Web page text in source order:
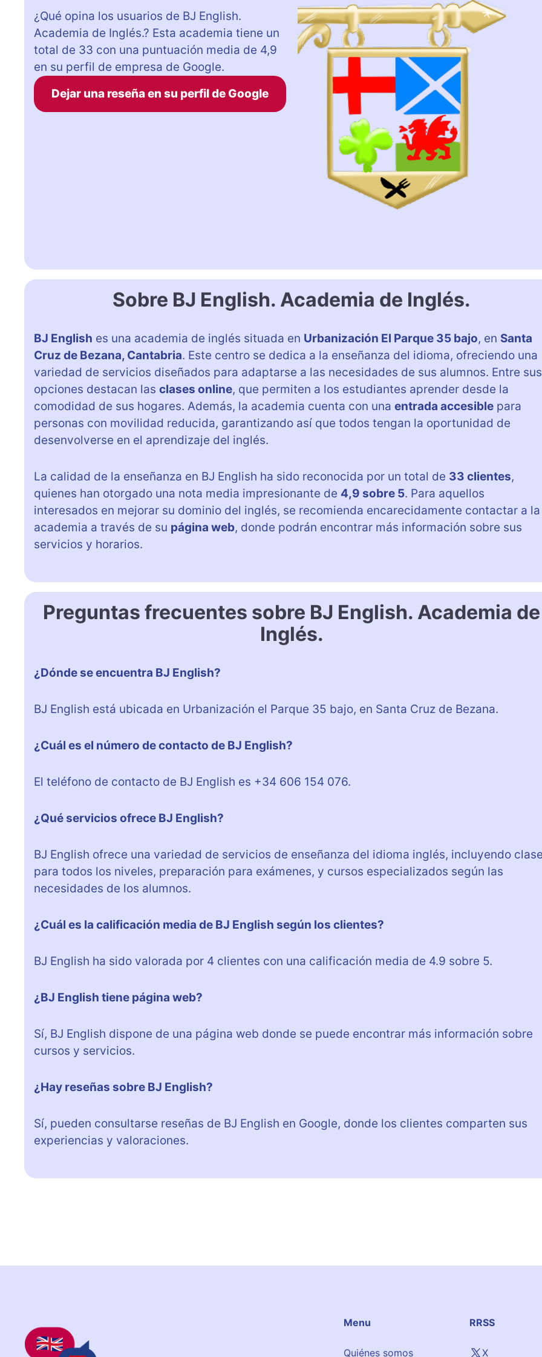
¿Qué opina los usuarios de BJ English.
Academia de Inglés.? Esta academia tiene un
total de 33 con una puntuación media de 4,9
en su perfil de empresa de Google.
Dejar una reseña en su perfil de Google
Sobre BJ English. Academia de Inglés.
BJ English es una academia de inglés situada en Urbanización El Parque 35 bajo, en Santa
Cruz de Bezana, Cantabria. Este centro se dedica a la enseñanza del idioma, ofreciendo una
variedad de servicios diseñados para adaptarse a las necesidades de sus alumnos. Entre sus
opciones destacan las clases online, que permiten a los estudiantes aprender desde la
comodidad de sus hogares. Además, la academia cuenta con una entrada accesible para
personas con movilidad reducida, garantizando así que todos tengan la oportunidad de
desenvolverse en el aprendizaje del inglés.
La calidad de la enseñanza en BJ English ha sido reconocida por un total de 33 clientes,
quienes han otorgado una nota media impresionante de 4,9 sobre 5. Para aquellos
interesados en mejorar su dominio del inglés, se recomienda encarecidamente contactar a la
academia a través de su página web, donde podrán encontrar más información sobre sus
servicios y horarios.
Preguntas frecuentes sobre BJ English. Academia de
Inglés.
¿Dónde se encuentra BJ English?
BJ English está ubicada en Urbanización el Parque 35 bajo, en Santa Cruz de Bezana.
¿Cuál es el número de contacto de BJ English?
El teléfono de contacto de BJ English es +34 606 154 076.
¿Qué servicios ofrece BJ English?
BJ English ofrece una variedad de servicios de enseñanza del idioma inglés, incluyendo
para todos los niveles, preparación para exámenes, y cursos especializados según las
necesidades de los alumnos.
¿Cuál es la calificación media de BJ English según los clientes?
BJ English ha sido valorada por 4 clientes con una calificación media de 4.9 sobre 5.
¿BJ English tiene página web?
Sí, BJ English dispone de una página web donde se puede encontrar más información sobre
cursos y servicios.
¿Hay reseñas sobre BJ English?
Sí, pueden consultarse reseñas de BJ English en Google, donde los clientes comparten sus
experiencias y valoraciones.
Menu
Quiénes somos
RRSS
X